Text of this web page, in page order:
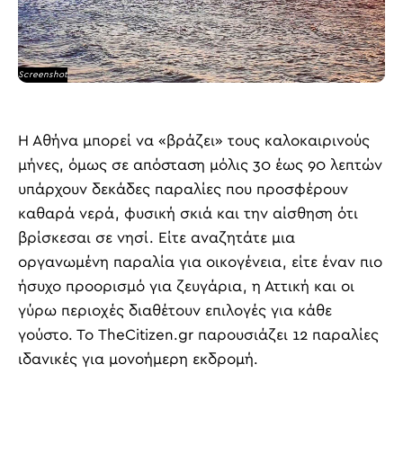
Screenshot
Η Αθήνα μπορεί να «βράζει» τους καλοκαιρινούς
μήνες, όμως σε απόσταση μόλις 30 έως 90 λεπτών
υπάρχουν δεκάδες παραλίες που προσφέρουν
καθαρά νερά, φυσική σκιά και την αίσθηση ότι
βρίσκεσαι σε νησί. Είτε αναζητάτε μια
οργανωμένη παραλία για οικογένεια, είτε έναν πιο
ήσυχο προορισμό για ζευγάρια, η Αττική και οι
γύρω περιοχές διαθέτουν επιλογές για κάθε
γούστο. Το TheCitizen.gr παρουσιάζει 12 παραλίες
ιδανικές για μονοήμερη εκδρομή.